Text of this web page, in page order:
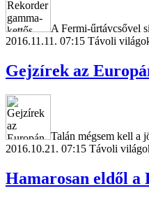
A Fermi-űrtávcsővel
2016.11.11. 07:15 Távoli
Gejzírek az
Talán mégsem kell a
2016.10.21. 07:15 Távoli
Hamarosan eldől a